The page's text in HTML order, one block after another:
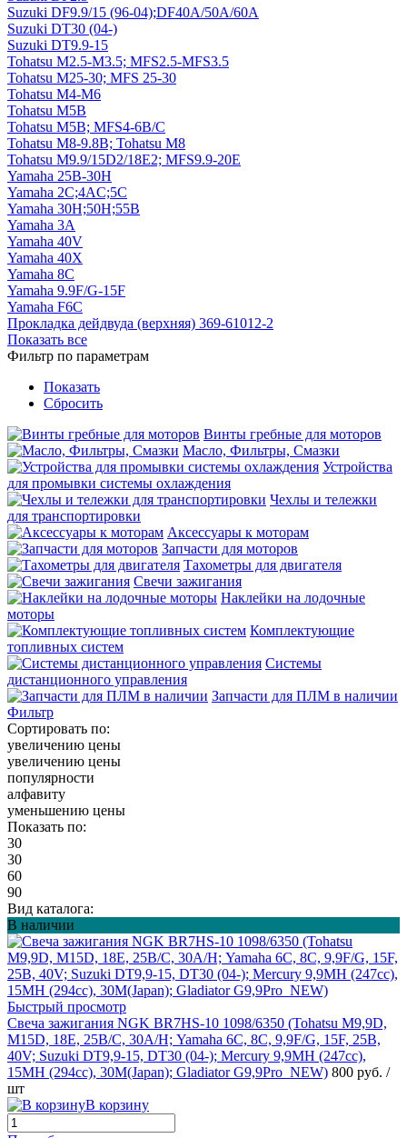
Suzuki DF9.9/15 (96-04);DF40A/50A/60A
Suzuki DT30 (04-)
Suzuki DT9.9-15
Tohatsu M2.5-M3.5; MFS2.5-MFS3.5
Tohatsu M25-30; MFS 25-30
Tohatsu M4-M6
Tohatsu M5В
Tohatsu M5В; MFS4-6B/C
Tohatsu M8-9.8B; Tohatsu M8
Tohatsu M9.9/15D2/18E2; MFS9.9-20E
Yamaha 25B-30H
Yamaha 2C;4AC;5C
Yamaha 30H;50H;55B
Yamaha 3А
Yamaha 40V
Yamaha 40X
Yamaha 8C
Yamaha 9.9F/G-15F
Yamaha F6C
Прокладка дейдвуда (верхняя) 369-61012-2
Показать все
Фильтр по параметрам
Показать
Сбросить
Винты гребные для моторов
Масло, Фильтры, Смазки
Устройства
для промывки системы охлаждения
Чехлы и тележки
для транспортировки
Аксессуары к моторам
Запчасти для моторов
Тахометры для двигателя
Свечи зажигания
Наклейки на лодочные
моторы
Комплектующие
топливных систем
Системы
дистанционного управления
Запчасти для ПЛМ в наличии
Фильтр
Сортировать по:
увеличению цены
увеличению цены
популярности
алфавиту
уменьшению цены
Показать по:
30
30
60
90
Вид каталога:
В наличии
Быстрый просмотр
Свеча зажигания NGK BR7HS-10 1098/6350 (Tohatsu M9,9D,
M15D, 18E, 25B/C, 30A/Н; Yamaha 6C, 8C, 9,9F/G, 15F, 25B,
40V; Suzuki DT9,9-15, DT30 (04-); Mercury 9,9MH (247cc),
15MH (294cc), 30M(Japan); Gladiator G9,9Pro_NEW) 800 руб. /
шт
В корзину